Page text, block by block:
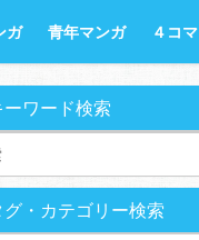
ガ 青年マンガ ４コマ
ーワード検索
グ・カテゴリー検索